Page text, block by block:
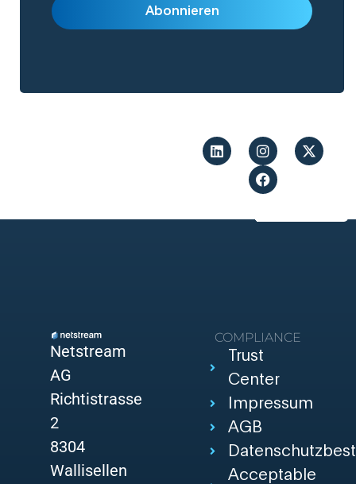
Netstream
AG
Richtistrasse
2
8304
Wallisellen
COMPLIANCE
Trust
Center
Impressum
AGB
Acceptable